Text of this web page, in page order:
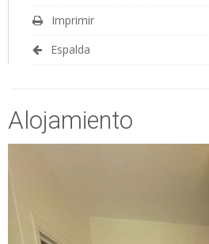
Imprimir
Espalda
Alojamiento